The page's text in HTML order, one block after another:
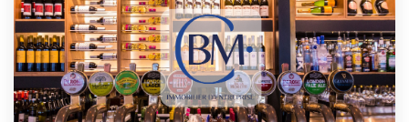
NOTRE AGENCE
CONTACT